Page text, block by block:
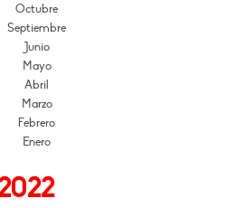
Octubre
Septiembre
Junio
Mayo
Abril
Marzo
Febrero
Enero